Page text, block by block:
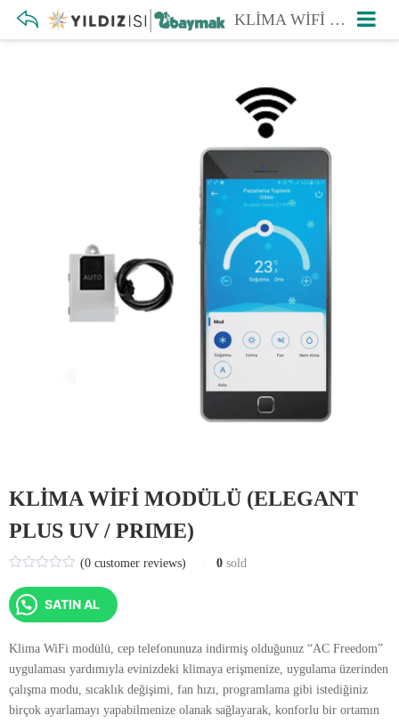
KLİMA WİFİ MODÜLÜ (ELEGANT PLUS UV / PRIME)
KLİMA WİFİ MODÜLÜ (ELEGANT
PLUS UV / PRIME)
(0customer reviews) 0 sold
SATIN AL
Klima WiFi modülü, cep telefonunuza indirmiş olduğunuz “AC Freedom”
uygulaması yardımıyla evinizdeki klimaya erişmenize, uygulama üzerinden
çalışma modu, sıcaklık değişimi, fan hızı, programlama gibi istediğiniz
birçok ayarlamayı yapabilmenize olanak sağlayarak, konforlu bir ortamın